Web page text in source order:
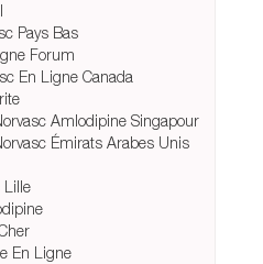
Pays Bas
Forum
En Ligne Canada
Amlodipine Singapour
Émirats Arabes Unis
Lille
En Ligne